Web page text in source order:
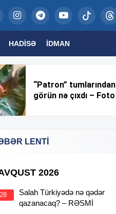
HADISƏ İDMAN
“Patron” tumlarından
görün nə çıxdı – Foto
LENTİ
2026
Salah Türkiyədə nə qədər
qazanacaq? – RƏSMİ